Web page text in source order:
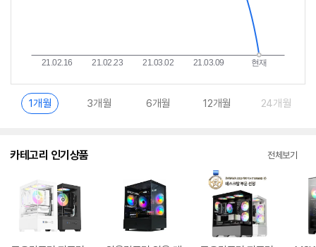
1개월 3개월 6개월 12개월 24개월
카테고리 인기상품 전체보기